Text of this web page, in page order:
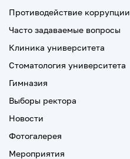
Противодействие коррупции
Часто задаваемые вопросы
Клиника университета
Стоматология университета
Гимназия
Выборы ректора
Новости
Фотогалерея
Мероприятия